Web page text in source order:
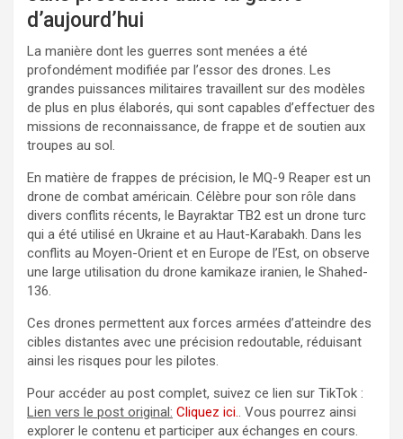
d’aujourd’hui
La manière dont les guerres sont menées a été
profondément modifiée par l’essor des drones. Les
grandes puissances militaires travaillent sur des modèles
de plus en plus élaborés, qui sont capables d’effectuer des
missions de reconnaissance, de frappe et de soutien aux
troupes au sol.
En matière de frappes de précision, le MQ-9 Reaper est un
drone de combat américain. Célèbre pour son rôle dans
divers conflits récents, le Bayraktar TB2 est un drone turc
qui a été utilisé en Ukraine et au Haut-Karabakh. Dans les
conflits au Moyen-Orient et en Europe de l’Est, on observe
une large utilisation du drone kamikaze iranien, le Shahed-
136.
Ces drones permettent aux forces armées d’atteindre des
cibles distantes avec une précision redoutable, réduisant
ainsi les risques pour les pilotes.
Pour accéder au post complet, suivez ce lien sur TikTok :
Lien vers le post original: Cliquez ici.. Vous pourrez ainsi
explorer le contenu et participer aux échanges en cours.